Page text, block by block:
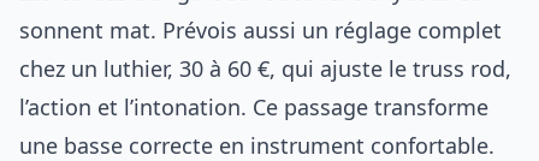
sonnent mat. Prévois aussi un réglage complet
chez un luthier, 30 à 60 €, qui ajuste le truss rod,
l’action et l’intonation. Ce passage transforme
une basse correcte en instrument confortable.